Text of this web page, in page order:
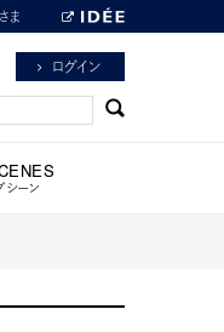
ま
ログイン
シーン